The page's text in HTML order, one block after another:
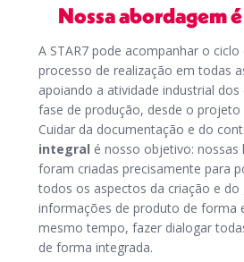
Nossa abordagem
A STAR7 pode acompanhar o ciclo
processo de realização em todas
apoiando a atividade industrial dos
fase de produção, desde o projeto
Cuidar da documentação e do
integral é nosso objetivo: nossas
foram criadas precisamente para
todos os aspectos da criação e do
informações de produto de forma
mesmo tempo, fazer dialogar
de forma integrada.